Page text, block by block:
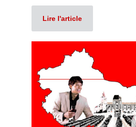
Lire l'article